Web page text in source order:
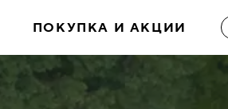
ПОКУПКА И АКЦИИ